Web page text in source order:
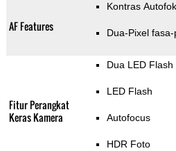
AF Features
Kontras
Dua-
Fitur Perangkat
Keras Kamera
Dua LED Flash
LED Flash
Autofocus
HDR Foto